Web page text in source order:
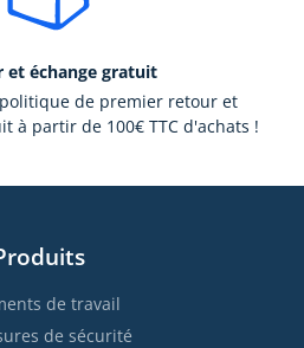
et échange gratuit
de premier retour et
à partir de 100€ TTC d'achats !
de travail
de sécurité